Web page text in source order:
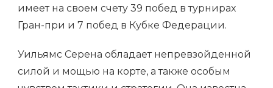
имеет на своем счету 39 побед в турнирах
Гран-при и 7 побед в Кубке Федерации.
Уильямс Серена обладает непревзойденной
силой и мощью на корте, а также особым